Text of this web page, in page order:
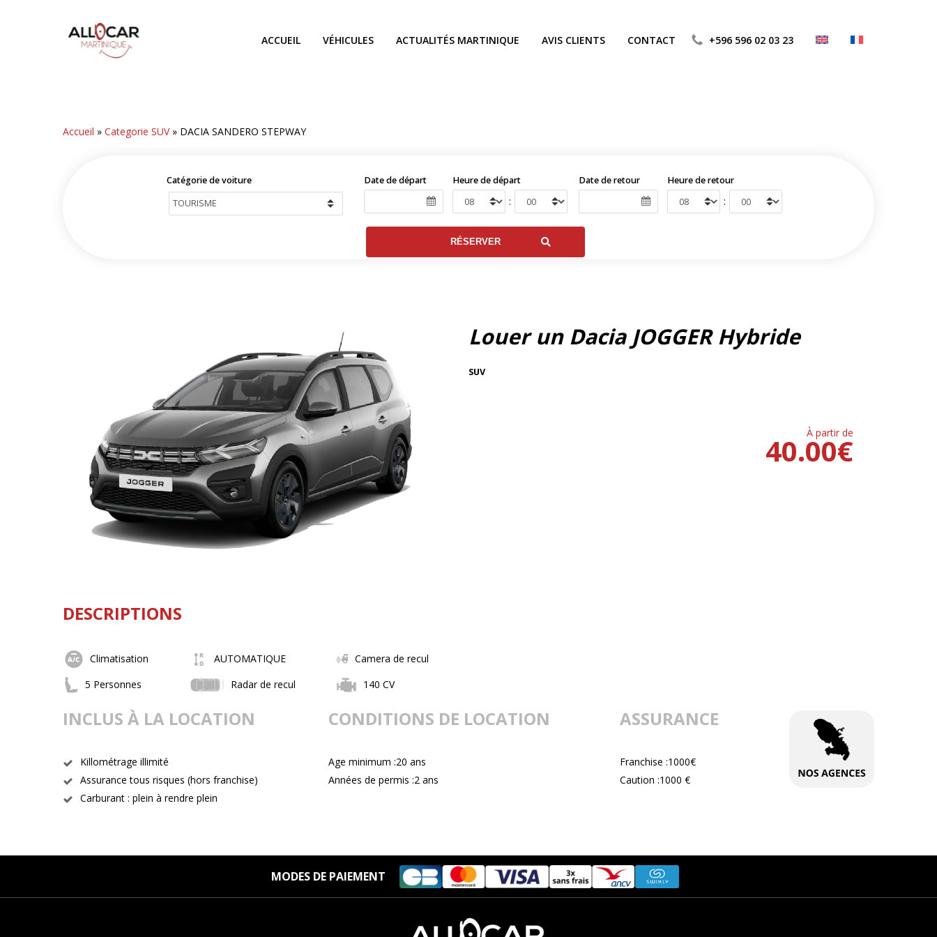
ACCUEIL VÉHICULES ACTUALITÉS MARTINIQUE AVIS CLIENTS CONTACT +596 596 02 03 23
Accueil »Categorie SUV» DACIA SANDERO STEPWAY
Catégorie de voiture Date de départ Heure de départ
:
Date de retour Heure de retour
:
Louer un Dacia JOGGER Hybride
SUV
À partir de
€
40.00
DESCRIPTIONS
Climatisation AUTOMATIQUE
Camera de recul
5 Personnes
Radar de recul 140 CV
INCLUS À LA LOCATION
Killométrage illimité
Assurance tous risques (hors franchise)
Carburant : plein à rendre plein
CONDITIONS DE LOCATION
Age minimum :20 ans
Années de permis :2 ans
ASSURANCE
Franchise :1000€
Caution :1000 €
MODES DE PAIEMENT